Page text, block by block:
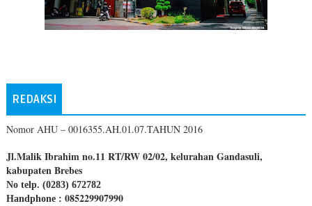
REDAKSI
Nomor AHU – 0016355.AH.01.07.TAHUN 2016
Jl.Malik Ibrahim no.11 RT/RW 02/02, kelurahan Gandasuli,
kabupaten Brebes
No telp. (0283) 672782
Handphone : 085229907990